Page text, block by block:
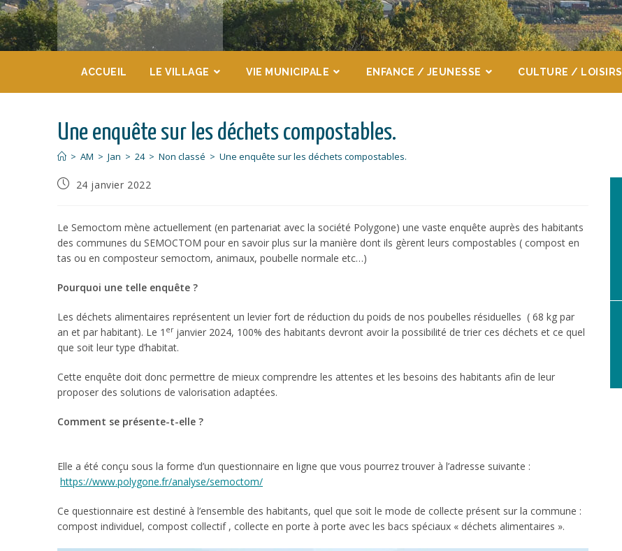
ACCUEIL LE VILLAGE VIE MUNICIPALE ENFANCE / JEUNESSE CULTURE / LOISIRS
Une enquête sur les déchets compostables.
> AM > Jan > 24 > Non classé > Une enquête sur les déchets compostables.
24 janvier 2022
Le Semoctom mène actuellement (en partenariat avec la société Polygone) une vaste enquête auprès des habitants
des communes du SEMOCTOM pour en savoir plus sur la manière dont ils gèrent leurs compostables ( compost en
tas ou en composteur semoctom, animaux, poubelle normale etc…)
Pourquoi une telle enquête ?
Les déchets alimentaires représentent un levier fort de réduction du poids de nos poubelles résiduelles ( 68 kg par
an et par habitant). Le 1 erjanvier 2024, 100% des habitants devront avoir la possibilité de trier ces déchets et ce quel
que soit leur type d’habitat.
Cette enquête doit donc permettre de mieux comprendre les attentes et les besoins des habitants afin de leur
proposer des solutions de valorisation adaptées.
Comment se présente-t-elle ?
Elle a été conçu sous la forme d’un questionnaire en ligne que vous pourrez trouver à l’adresse suivante :
https://www.polygone.fr/analyse/semoctom/
Ce questionnaire est destiné à l’ensemble des habitants, quel que soit le mode de collecte présent sur la commune :
compost individuel, compost collectif , collecte en porte à porte avec les bacs spéciaux « déchets alimentaires ».